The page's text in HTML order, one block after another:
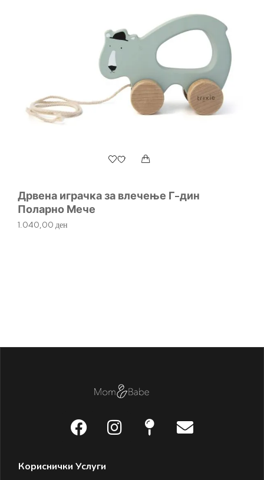
Дрвена играчка за влечење Г-дин
Поларно Мече
1.040,00 ден
Кориснички Услуги